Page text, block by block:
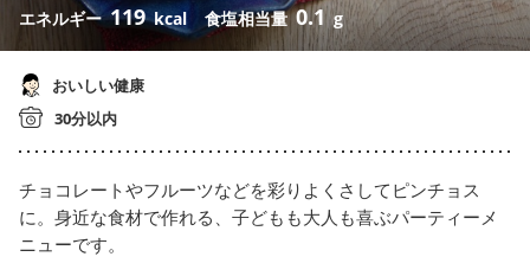
エネルギー119 kcal 食塩相当量0.1 g
おいしい健康
30分以内
チョコレートやフルーツなどを彩りよくさしてピンチョス
に。身近な食材で作れる、子どもも大人も喜ぶパーティーメ
ニューです。